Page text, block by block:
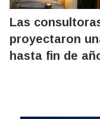
Las
proyectaron
hasta fin de